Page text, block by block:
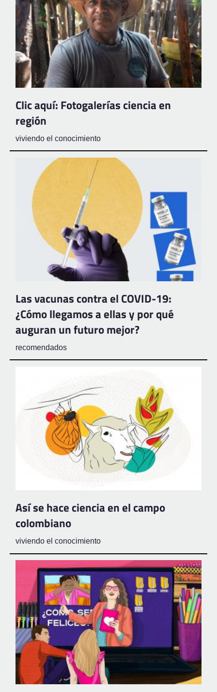
Clic aquí: Fotogalerías ciencia en
región
viviendo el conocimiento
Las vacunas contra el COVID-19:
¿Cómo llegamos a ellas y por qué
auguran un futuro mejor?
recomendados
Así se hace ciencia en el campo
colombiano
viviendo el conocimiento